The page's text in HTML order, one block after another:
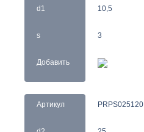
d1
s
Добавить
10,5
3
Артикул PRPS025120